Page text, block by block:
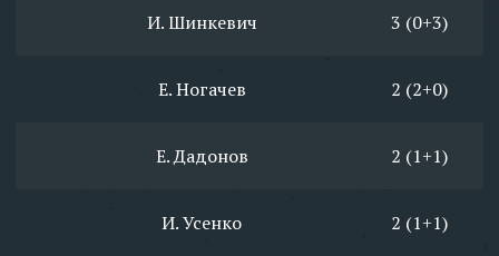
И. Шинкевич 3 (0+3)
Е. Ногачев 2 (2+0)
Е. Дадонов 2 (1+1)
И. Усенко 2 (1+1)